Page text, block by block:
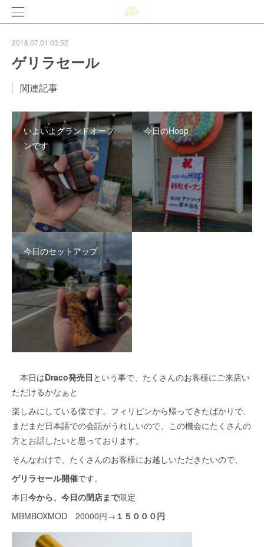
2018.07.01 03:52
ゲリラセール
関連記事
いよいよグランドオープ
ンです
今日のHoop
今日のセットアップ
本日はDraco発売日 という事で、たくさんのお客様にご来店い
ただけるかなぁと
楽しみにしている僕です。フィリピンから帰ってきたばかりで、
まだまだ日本語での会話がうれしいので、この機会にたくさんの
方とお話したいと思っております。
そんなわけで、たくさんのお客様にお越しいただきたいので、
ゲリラセール開催です。
本日今から、今日の閉店まで限定
MBMBOXMOD 20000円→ １５０００円